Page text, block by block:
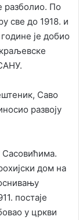
разболио. По
све до 1918. и
је добио
Саво
развоју
Сасовићима.
дом на
постаје
у цркви